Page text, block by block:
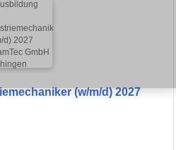
(w/m/d) 2027